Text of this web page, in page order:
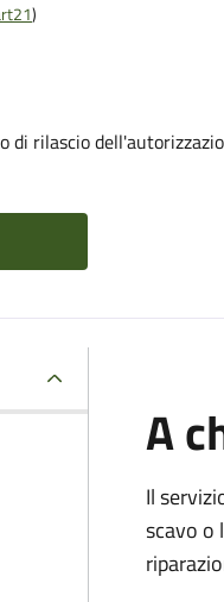
)
di rilascio
A
Il
scavo o